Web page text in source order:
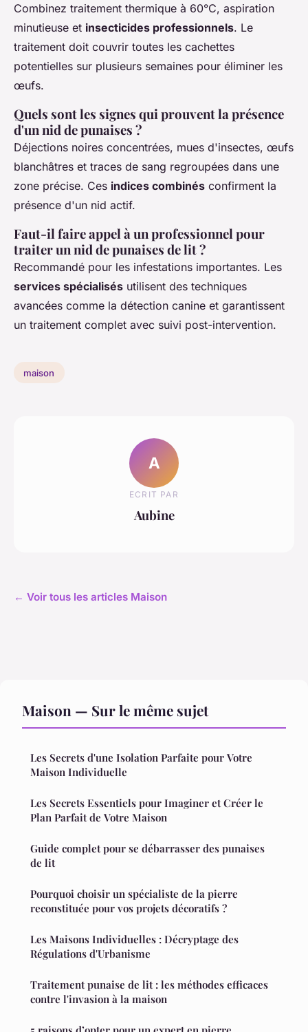
Combinez traitement thermique à 60°C, aspiration
minutieuse et insecticides professionnels. Le
traitement doit couvrir toutes les cachettes
potentielles sur plusieurs semaines pour éliminer les
œufs.
Quels sont les signes qui prouvent la présence
d'un nid de punaises ?
Déjections noires concentrées, mues d'insectes, œufs
blanchâtres et traces de sang regroupées dans une
zone précise. Ces indices combinés confirment la
présence d'un nid actif.
Faut-il faire appel à un professionnel pour
traiter un nid de punaises de lit ?
Recommandé pour les infestations importantes. Les
services spécialisés utilisent des techniques
avancées comme la détection canine et garantissent
un traitement complet avec suivi post-intervention.
maison
A
ECRIT PAR
Aubine
← Voir tous les articles Maison
Maison — Sur le même sujet
Les Secrets d'une Isolation Parfaite pour Votre
Maison Individuelle
Les Secrets Essentiels pour Imaginer et Créer le
Plan Parfait de Votre Maison
Guide complet pour se débarrasser des punaises
de lit
Pourquoi choisir un spécialiste de la pierre
reconstituée pour vos projets décoratifs ?
Les Maisons Individuelles : Décryptage des
Régulations d'Urbanisme
Traitement punaise de lit : les méthodes efficaces
contre l'invasion à la maison